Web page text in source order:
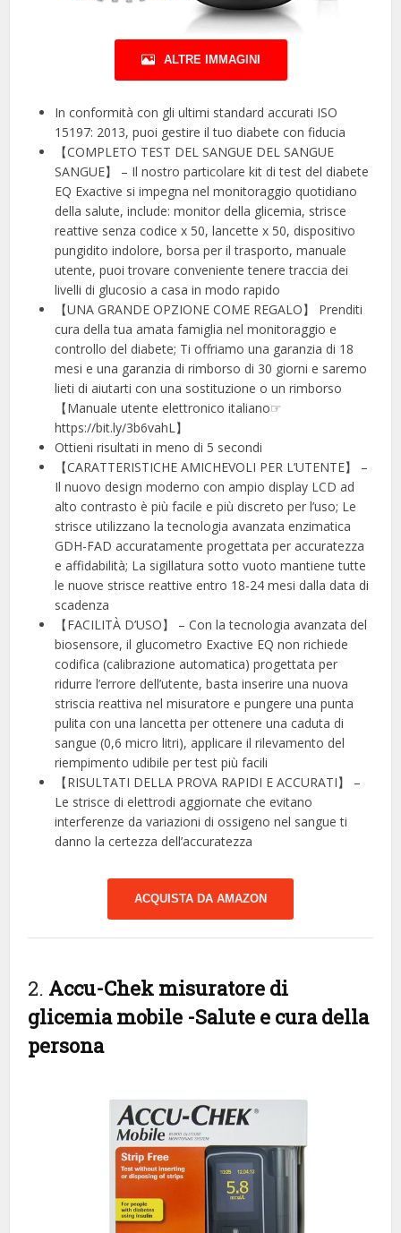
ALTRE IMMAGINI
In conformità con gli ultimi standard accurati ISO
15197: 2013, puoi gestire il tuo diabete con fiducia
【COMPLETO TEST DEL SANGUE DEL SANGUE
SANGUE】 – Il nostro particolare kit di test del diabete
EQ Exactive si impegna nel monitoraggio quotidiano
della salute, include: monitor della glicemia, strisce
reattive senza codice x 50, lancette x 50, dispositivo
pungidito indolore, borsa per il trasporto, manuale
utente, puoi trovare conveniente tenere traccia dei
livelli di glucosio a casa in modo rapido
【UNA GRANDE OPZIONE COME REGALO】 Prenditi
cura della tua amata famiglia nel monitoraggio e
controllo del diabete; Ti offriamo una garanzia di 18
mesi e una garanzia di rimborso di 30 giorni e saremo
lieti di aiutarti con una sostituzione o un rimborso
【Manuale utente elettronico italiano☞
https://bit.ly/3b6vahL】
Ottieni risultati in meno di 5 secondi
【CARATTERISTICHE AMICHEVOLI PER L’UTENTE】 –
Il nuovo design moderno con ampio display LCD ad
alto contrasto è più facile e più discreto per l’uso; Le
strisce utilizzano la tecnologia avanzata enzimatica
GDH-FAD accuratamente progettata per accuratezza
e affidabilità; La sigillatura sotto vuoto mantiene tutte
le nuove strisce reattive entro 18-24 mesi dalla data di
scadenza
【FACILITÀ D’USO】 – Con la tecnologia avanzata del
biosensore, il glucometro Exactive EQ non richiede
codifica (calibrazione automatica) progettata per
ridurre l’errore dell’utente, basta inserire una nuova
striscia reattiva nel misuratore e pungere una punta
pulita con una lancetta per ottenere una caduta di
sangue (0,6 micro litri), applicare il rilevamento del
riempimento udibile per test più facili
【RISULTATI DELLA PROVA RAPIDI E ACCURATI】 –
Le strisce di elettrodi aggiornate che evitano
interferenze da variazioni di ossigeno nel sangue ti
danno la certezza dell’accuratezza
ACQUISTA DA AMAZON
2. Accu-Chek misuratore di
glicemia mobile -Salute e cura della
persona